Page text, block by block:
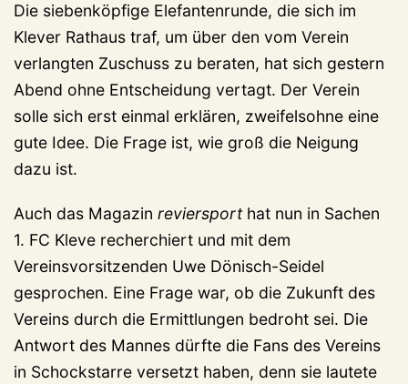
Die siebenköpfige Elefantenrunde, die sich im
Klever Rathaus traf, um über den vom Verein
verlangten Zuschuss zu beraten, hat sich gestern
Abend ohne Entscheidung vertagt. Der Verein
solle sich erst einmal erklären, zweifelsohne eine
gute Idee. Die Frage ist, wie groß die Neigung
dazu ist.
Auch das Magazin reviersporthat nun in Sachen
1. FC Kleve recherchiert und mit dem
Vereinsvorsitzenden Uwe Dönisch-Seidel
gesprochen. Eine Frage war, ob die Zukunft des
Vereins durch die Ermittlungen bedroht sei. Die
Antwort des Mannes dürfte die Fans des Vereins
in Schockstarre versetzt haben, denn sie lautete